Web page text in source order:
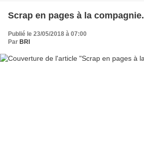
Scrap en pages à la compagnie.
Publié le 23/05/2018 à 07:00
Par BRI